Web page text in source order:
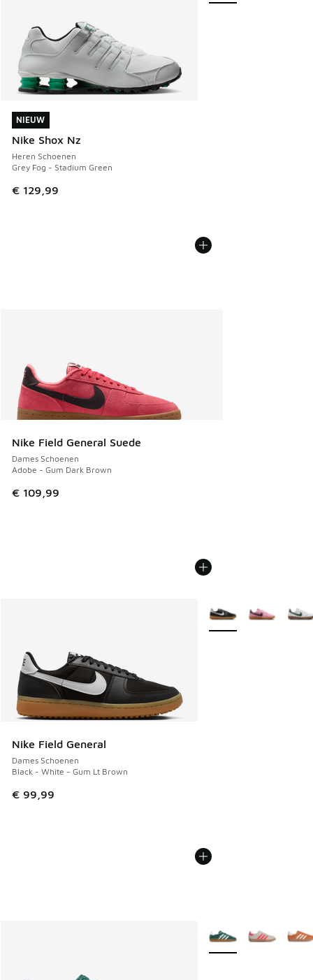
NIEUW
Nike Shox Nz
Heren Schoenen
Grey Fog - Stadium Green
€ 129,99
NIEUW
Nike Field General Suede
Dames Schoenen
Adobe - Gum Dark Brown
€ 109,99
Nike Field General
Dames Schoenen
Black - White - Gum Lt Brown
€ 99,99
Meer kleuren
Meer kleuren